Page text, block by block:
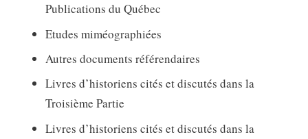
Publications du Québec
Etudes miméographiées
Autres documents référendaires
Livres d’historiens cités et discutés dans la
Troisième Partie
Livres d’historiens cités et discutés dans la